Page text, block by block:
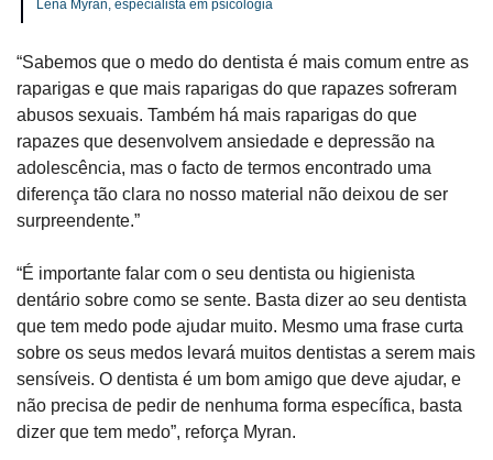
Lena Myran, especialista em psicologia
“Sabemos que o medo do dentista é mais comum entre as
raparigas e que mais raparigas do que rapazes sofreram
abusos sexuais. Também há mais raparigas do que
rapazes que desenvolvem ansiedade e depressão na
adolescência, mas o facto de termos encontrado uma
diferença tão clara no nosso material não deixou de ser
surpreendente.”
“É importante falar com o seu dentista ou higienista
dentário sobre como se sente. Basta dizer ao seu dentista
que tem medo pode ajudar muito. Mesmo uma frase curta
sobre os seus medos levará muitos dentistas a serem mais
sensíveis. O dentista é um bom amigo que deve ajudar, e
não precisa de pedir de nenhuma forma específica, basta
dizer que tem medo”, reforça Myran.